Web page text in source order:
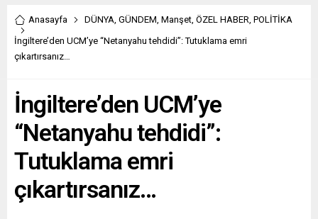
Anasayfa DÜNYA, GÜNDEM, Manşet, ÖZEL HABER, POLİTİKA
İngiltere’den UCM’ye “Netanyahu tehdidi”: Tutuklama emri
çıkartırsanız…
İngiltere’den UCM’ye
“Netanyahu tehdidi”:
Tutuklama emri
çıkartırsanız…